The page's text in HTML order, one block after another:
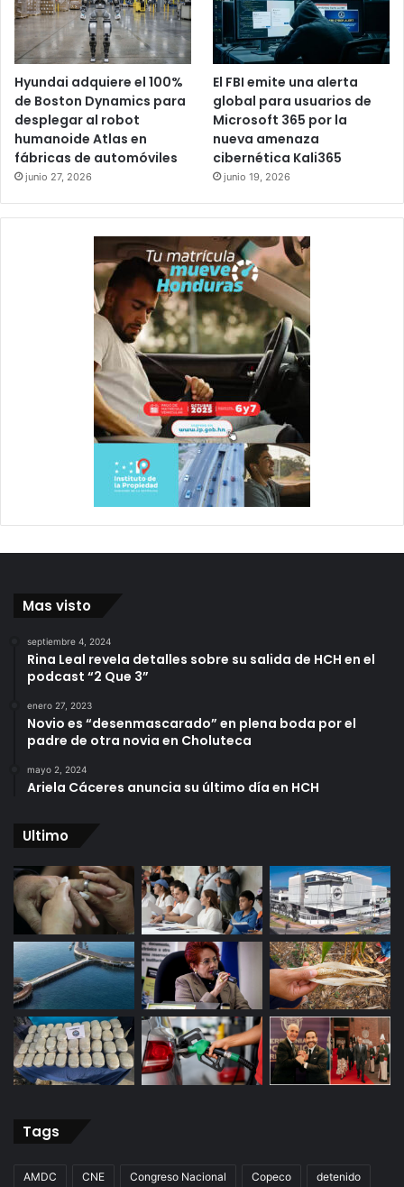
Hyundai adquiere el 100%
de Boston Dynamics para
desplegar al robot
humanoide Atlas en
fábricas de automóviles
junio 27, 2026
El FBI emite una alerta
global para usuarios de
Microsoft 365 por la
nueva amenaza
cibernética Kali365
junio 19, 2026
Mas visto
septiembre 4, 2024
Rina Leal revela detalles sobre su salida de HCH en el
podcast “2 Que 3”
enero 27, 2023
Novio es “desenmascarado” en plena boda por el
padre de otra novia en Choluteca
mayo 2, 2024
Ariela Cáceres anuncia su último día en HCH
Ultimo
Tags
AMDC CNE Congreso Nacional Copeco detenido